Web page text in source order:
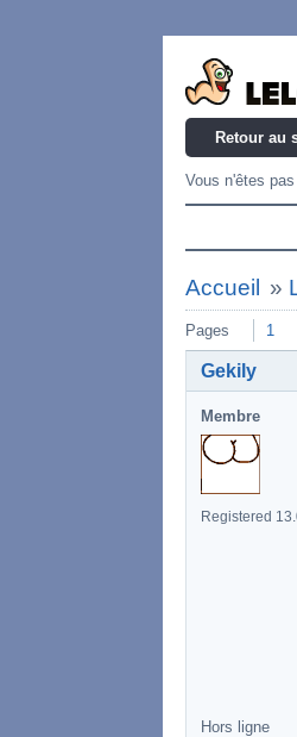
Retour au
Vous n'êtes
Accueil »
Pages 1
Gekily
Membre
Registered
Hors ligne